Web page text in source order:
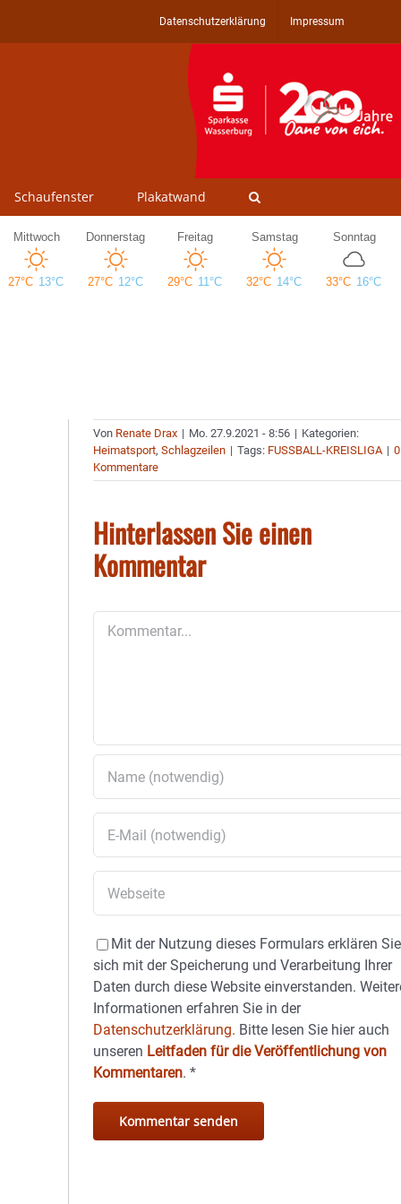
Datenschutzerklärung Impressum
Schaufenster Plakatwand
Von Renate Drax | Mo. 27.9.2021 - 8:56 | Kategorien:
Heimatsport,Schlagzeilen | Tags: FUSSBALL-KREISLIGA | 0
Kommentare
Hinterlassen Sie einen
Kommentar
Mit der Nutzung dieses Formulars erklären Sie
sich mit der Speicherung und Verarbeitung Ihrer
Daten durch diese Website einverstanden.
Informationen erfahren Sie in der
Datenschutzerklärung. Bitte lesen Sie hier auch
unseren Leitfaden für die Veröffentlichung von
Kommentaren.*